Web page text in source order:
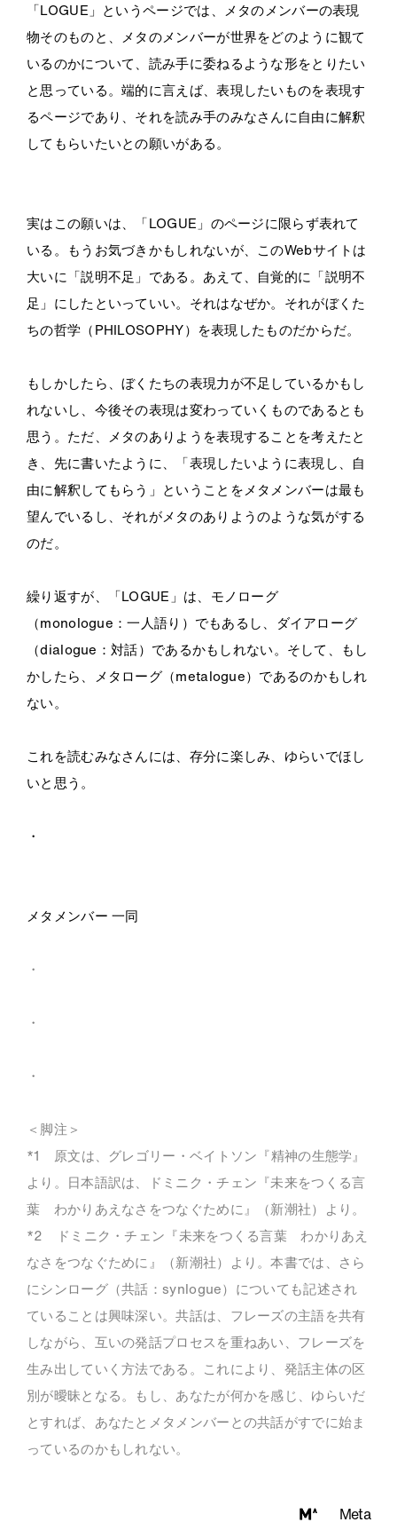
「LOGUE」というページでは、メタのメンバーの表現
物そのものと、メタのメンバーが世界をどのように観て
いるのかについて、読み手に委ねるような形をとりたい
と思っている。端的に言えば、表現したいものを表現す
るページであり、それを読み手のみなさんに自由に解釈
してもらいたいとの願いがある。
実はこの願いは、「LOGUE」のページに限らず表れて
いる。もうお気づきかもしれないが、このWebサイトは
大いに「説明不足」である。あえて、自覚的に「説明不
足」にしたといっていい。それはなぜか。それがぼくた
ちの哲学（PHILOSOPHY）を表現したものだからだ。
もしかしたら、ぼくたちの表現力が不足しているかもし
れないし、今後その表現は変わっていくものであるとも
思う。ただ、メタのありようを表現することを考えたと
き、先に書いたように、「表現したいように表現し、自
由に解釈してもらう」ということをメタメンバーは最も
望んでいるし、それがメタのありようのような気がする
のだ。
繰り返すが、「LOGUE」は、モノローグ
（monologue：一人語り）でもあるし、ダイアローグ
（dialogue：対話）であるかもしれない。そして、もし
かしたら、メタローグ（metalogue）であるのかもしれ
ない。
これを読むみなさんには、存分に楽しみ、ゆらいでほし
いと思う。
・
メタメンバー 一同
・
・
・
＜脚注＞
*1 原文は、グレゴリー・ベイトソン『精神の生態学』
より。日本語訳は、ドミニク・チェン『未来をつくる言
葉 わかりあえなさをつなぐために』（新潮社）より。
*2 ドミニク・チェン『未来をつくる言葉 わかりあえ
なさをつなぐために』（新潮社）より。本書では、さら
にシンローグ（共話：synlogue）についても記述され
ていることは興味深い。共話は、フレーズの主語を共有
しながら、互いの発話プロセスを重ねあい、フレーズを
生み出していく方法である。これにより、発話主体の区
別が曖昧となる。もし、あなたが何かを感じ、ゆらいだ
とすれば、あなたとメタメンバーとの共話がすでに始ま
っているのかもしれない。
Meta